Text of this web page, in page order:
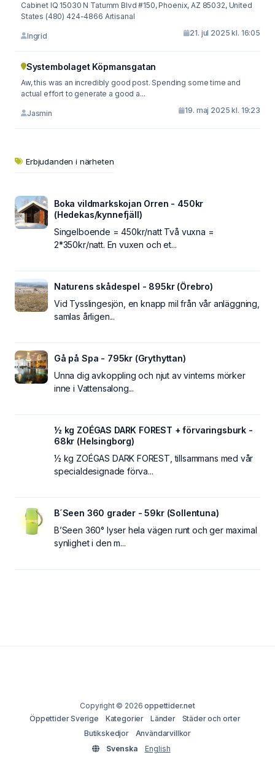
Cabinet IQ 15030 N Tatumm Blvd #150, Phoenix, AZ 85032, United
Ѕtates (480) 424-4866 Artisanal
Ingrid 21. jul 2025 kl. 16:05
Systembolaget Köpmansgatan
Aw, this was an incredibly good post. Spending some time and
actual effort to generate a good a...
Jasmin 19. maj 2025 kl. 19:23
Erbjudanden i närheten
Boka vildmarkskojan Orren - 450kr
(Hedekas/kynnefjäll)
Singelboende = 450kr/natt Två vuxna =
2*350kr/natt. En vuxen och et...
Naturens skådespel - 895kr (Örebro)
Vid Tysslingesjön, en knapp mil från vår anläggning,
samlas årligen...
Gå på Spa - 795kr (Grythyttan)
Unna dig avkoppling och njut av vinterns mörker
inne i Vattensalong...
½ kg ZOÉGAS DARK FOREST + förvaringsburk -
68kr (Helsingborg)
½ kg ZOÉGAS DARK FOREST, tillsammans med vår
specialdesignade förva...
B´Seen 360 grader - 59kr (Sollentuna)
B’Seen 360° lyser hela vägen runt och ger maximal
synlighet i den m...
Copyright © 2026oppettider.net
Öppettider Sverige
Kategorier Länder
Städer och orter
Butikskedjor
Användarvillkor
Svenska
English